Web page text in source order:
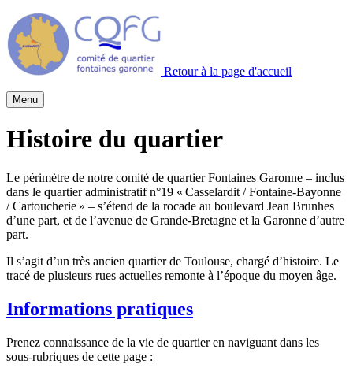
Retour à la page d'accueil
Menu
Histoire du quartier
Le périmètre de notre comité de quartier Fontaines Garonne – inclus
dans le quartier administratif n°19 « Casselardit / Fontaine-Bayonne
/ Cartoucherie » – s’étend de la rocade au boulevard Jean Brunhes
d’une part, et de l’avenue de Grande-Bretagne et la Garonne d’autre
part.
Il s’agit d’un très ancien quartier de Toulouse, chargé d’histoire. Le
tracé de plusieurs rues actuelles remonte à l’époque du moyen âge.
Informations pratiques
Prenez connaissance de la vie de quartier en naviguant dans les
sous-rubriques de cette page :